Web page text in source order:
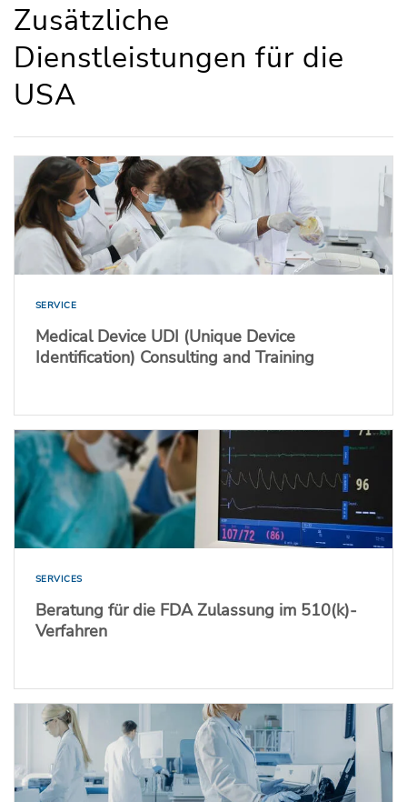
Zusätzliche
Dienstleistungen für die
USA
SERVICE
Medical Device UDI (Unique Device
Identification) Consulting and Training
SERVICES
Beratung für die FDA Zulassung im 510(k)-
Verfahren